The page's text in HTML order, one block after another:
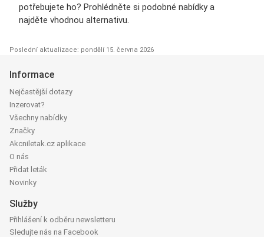
potřebujete ho? Prohlédněte si podobné nabídky a
najděte vhodnou alternativu.
Poslední aktualizace: pondělí 15. června 2026
Informace
Nejčastější dotazy
Inzerovat?
Všechny nabídky
Značky
Akcniletak.cz aplikace
O nás
Přidat leták
Novinky
Služby
Přihlášení k odběru newsletteru
Sledujte nás na Facebook